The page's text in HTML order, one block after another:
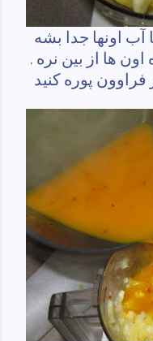
آب اونها جدا بشه
ها از بین نره .
پوره کنید